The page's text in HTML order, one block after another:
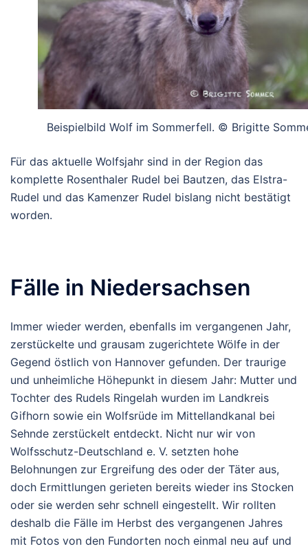
Beispielbild Wolf im Sommerfell. © Brigitte
Für das aktuelle Wolfsjahr sind in der Region das
komplette Rosenthaler Rudel bei Bautzen, das Elstra-
Rudel und das Kamenzer Rudel bislang nicht bestätigt
worden.
Fälle in Niedersachsen
Immer wieder werden, ebenfalls im vergangenen Jahr,
zerstückelte und grausam zugerichtete Wölfe in der
Gegend östlich von Hannover gefunden. Der traurige
und unheimliche Höhepunkt in diesem Jahr: Mutter und
Tochter des Rudels Ringelah wurden im Landkreis
Gifhorn sowie ein Wolfsrüde im Mittellandkanal bei
Sehnde zerstückelt entdeckt. Nicht nur wir von
Wolfsschutz-Deutschland e. V. setzten hohe
Belohnungen zur Ergreifung des oder der Täter aus,
doch Ermittlungen gerieten bereits wieder ins Stocken
oder sie werden sehr schnell eingestellt. Wir rollten
deshalb die Fälle im Herbst des vergangenen Jahres
mit Fotos von den Fundorten noch einmal neu auf und